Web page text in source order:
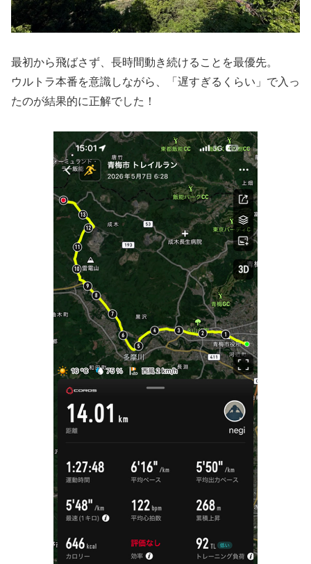
最初から飛ばさず、長時間動き続けることを最優先。
ウルトラ本番を意識しながら、「遅すぎるくらい」で入っ
たのが結果的に正解でした！